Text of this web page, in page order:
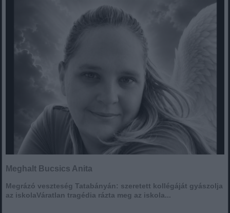
Meghalt Bucsics Anita
Megrázó veszteség Tatabányán: szeretett kollégáját gyászolja
az iskolaVáratlan tragédia rázta meg az iskola...